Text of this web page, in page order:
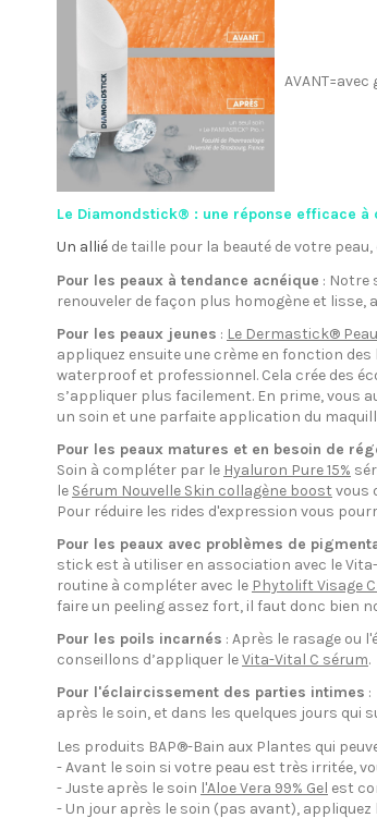
Le Diamondstick® : une réponse efficace à
Un allié de taille pour la beauté de votre
Pour les peaux à tendance acnéique : Notre
renouveler de façon plus homogène et lisse,
Pour les peaux jeunes : Le Dermastick®
appliquez ensuite une crème en fonction
waterproof et professionnel. Cela crée des
s’appliquer plus facilement. En prime, vous
un soin et une parfaite application du
Pour les peaux matures et en besoin de
Soin à compléter par le Hyaluron Pure 15%
le Sérum Nouvelle Skin collagène boost vous
Pour réduire les rides d'expression vous
Pour les peaux avec problèmes de
stick est à utiliser en association avec le
routine à compléter avec le Phytolift Visage
faire un peeling assez fort, il faut donc bien
Pour les poils incarnés : Après le rasage ou
conseillons d’appliquer leVita-Vital C sérum.
Pour l'éclaircissement des parties intimes :
après le soin, et dans les quelques jours qui
Les produits BAP®-Bain aux Plantes qui
- Avant le soin si votre peau est très irritée,
- Juste après le soin l'Aloe Vera 99% Gel est
- Un jour après le soin (pas avant), appliquez